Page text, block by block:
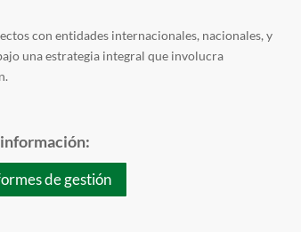
con entidades internacionales, nacionales, y
una estrategia integral que involucra
información:
de gestión